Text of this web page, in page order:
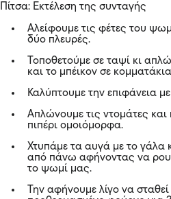
Πίτσα: Εκτέλεση της συνταγής
Αλείφουμε τις φέτες του
δύο πλευρές.
Τοποθετούμε σε ταψί κι
και το μπέικον σε
Καλύπτουμε την επιφάνεια
Απλώνουμε τις ντομάτες και
πιπέρι ομοιόμορφα.
Χτυπάμε τα αυγά με το γάλα
από πάνω αφήνοντας να
το ψωμί μας.
Την αφήνουμε λίγο να